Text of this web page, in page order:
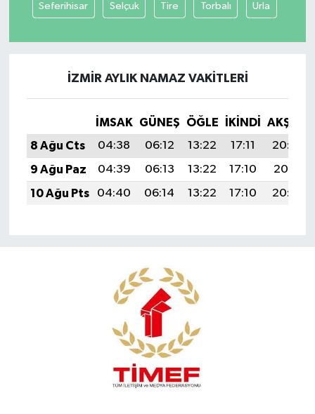
Seferihisar Selçuk Tire Torbalı Urla
İZMIR AYLIK NAMAZ VAKITLERI
İMSAK GÜNEŞ ÖĞLE İKINDI
AKŞAM
8 Ağu Cts
04:38 06:12 13:22 17:11
20:22
9 Ağu Paz
04:39 06:13 13:22 17:10
20:21
10 Ağu Pts
04:40 06:14 13:22 17:10 20:20